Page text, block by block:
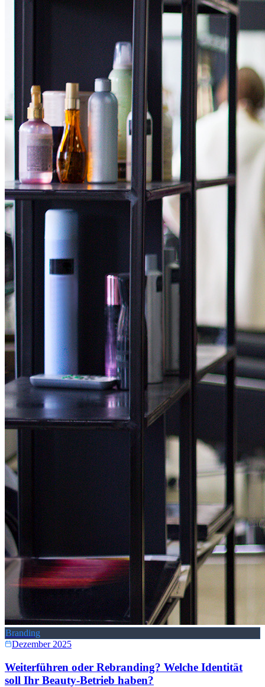
Branding
Dezember 2025
Weiterführen oder Rebranding? Welche Identität
soll Ihr Beauty-Betrieb haben?